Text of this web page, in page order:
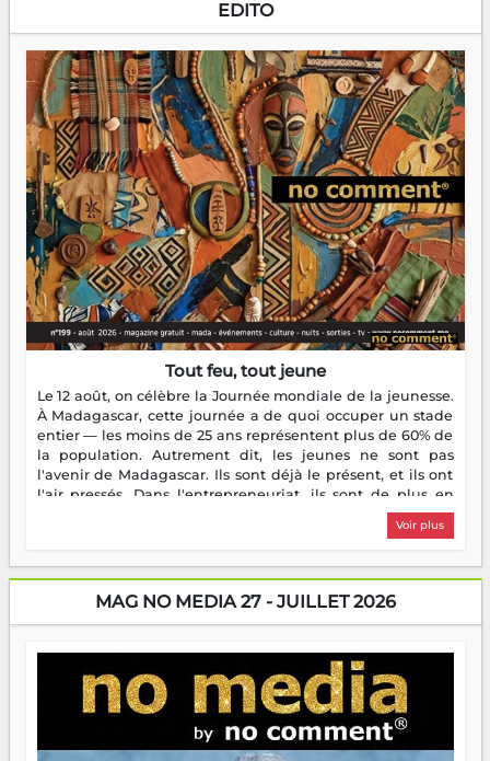
EDITO
Tout feu, tout jeune
Le 12 août, on célèbre la Journée mondiale de la jeunesse.
À Madagascar, cette journée a de quoi occuper un stade
entier — les moins de 25 ans représentent plus de 60% de
la population. Autrement dit, les jeunes ne sont pas
l'avenir de Madagascar. Ils sont déjà le présent, et ils ont
l'air pressés. Dans l'entrepreneuriat, ils sont de plus en
plus nombreux à se lancer, à créer, à risquer — souvent
sans filet, souvent sans aide, mais toujours avec cette
dorment vraiment la nuit. En culture, les nouvelles sont
encore meilleures. Aina Rasamoelina vient de décrocher le
Prix RFI Instrumental Afrique. Miangaly Elia rafle le Prix
jeunes qui tiennent la torche. Alors oui, on pourrait
s'arrêter là, applaudir et rentrer chez soi satisfait. Mais ce
serait passer à côté d'une chose essentielle. La fougue, ça
brûle fort — et parfois, ça brûle vite. Une flamme sans
direction peut éclairer autant qu'elle peut consumer. C'est
là que les aînés entrent en scène — pas pour reprendre le
Voir plus
MAG NO MEDIA 27 - JUILLET 2026